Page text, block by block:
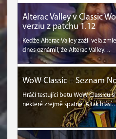
Alterac Valley v Classic
verziu z patchu 1.12
Keďže Alterac Valley zažil veľa
dnes oznámil, že Alterac Valley…
WoW Classic – Seznam
Hráči testující betu WoW Classicu
některé zřejmě špatně. A tak